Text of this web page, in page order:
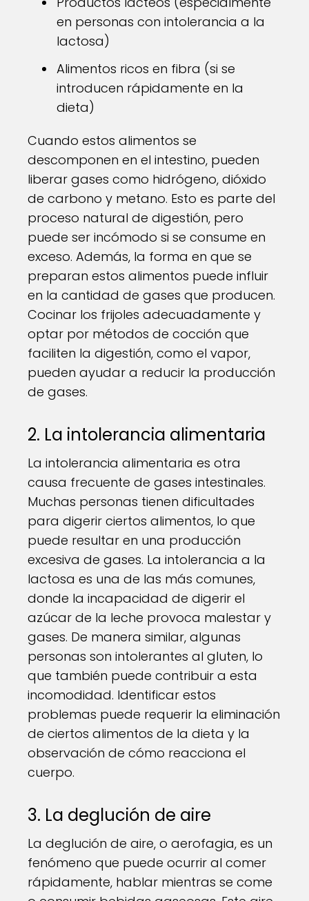
en personas con intolerancia a la
lactosa)
Alimentos ricos en fibra (si se
introducen rápidamente en la
dieta)
Cuando estos alimentos se
descomponen en el intestino, pueden
liberar gases como hidrógeno, dióxido
de carbono y metano. Esto es parte del
proceso natural de digestión, pero
puede ser incómodo si se consume en
exceso. Además, la forma en que se
preparan estos alimentos puede influir
en la cantidad de gases que producen.
Cocinar los frijoles adecuadamente y
optar por métodos de cocción que
faciliten la digestión, como el vapor,
pueden ayudar a reducir la producción
de gases.
2. La intolerancia alimentaria
La intolerancia alimentaria es otra
causa frecuente de gases intestinales.
Muchas personas tienen dificultades
para digerir ciertos alimentos, lo que
puede resultar en una producción
excesiva de gases. La intolerancia a la
lactosa es una de las más comunes,
donde la incapacidad de digerir el
azúcar de la leche provoca malestar y
gases. De manera similar, algunas
personas son intolerantes al gluten, lo
que también puede contribuir a esta
incomodidad. Identificar estos
problemas puede requerir la eliminación
de ciertos alimentos de la dieta y la
observación de cómo reacciona el
cuerpo.
3. La deglución de aire
La deglución de aire, o aerofagia, es un
fenómeno que puede ocurrir al comer
rápidamente, hablar mientras se come